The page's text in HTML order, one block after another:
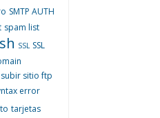
SMTP AUTH
spam list
SSL SSL
subir sitio ftp
error
tarjetas